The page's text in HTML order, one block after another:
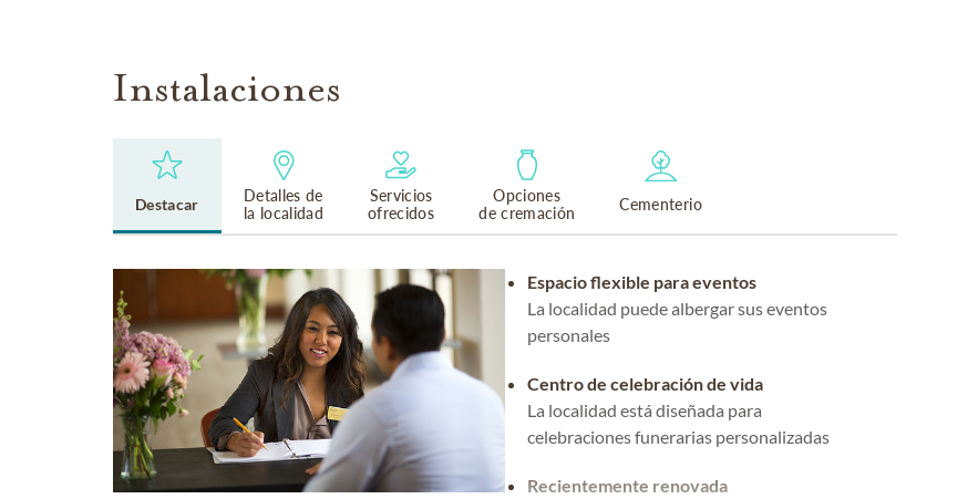
Instalaciones
Destacar
Detalles de
la localidad
Servicios
ofrecidos
Opciones
de cremación
Cementerio
Espacio flexible para eventos
La localidad puede albergar sus eventos
personales
Centro de celebración de vida
La localidad está diseñada para
celebraciones funerarias personalizadas
Recientemente renovada